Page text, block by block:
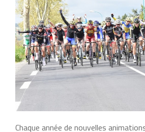
Chaque année de nouvelles